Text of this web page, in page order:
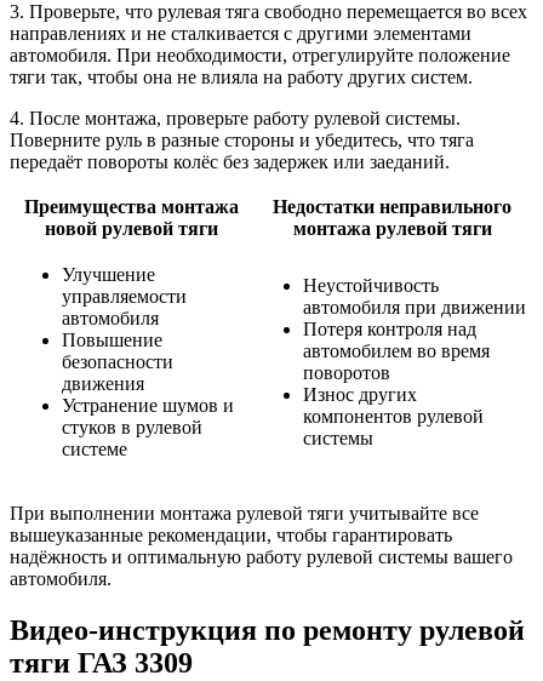
3. Проверьте, что рулевая тяга свободно перемещается во всех
направлениях и не сталкивается с другими элементами
автомобиля. При необходимости, отрегулируйте положение
тяги так, чтобы она не влияла на работу других систем.
4. После монтажа, проверьте работу рулевой системы.
Поверните руль в разные стороны и убедитесь, что тяга
передаёт повороты колёс без задержек или заеданий.
Преимущества монтажа
новой рулевой тяги
Недостатки неправильного
монтажа рулевой тяги
Улучшение
управляемости
автомобиля
Повышение
безопасности
движения
Устранение шумов и
стуков в рулевой
системе
Неустойчивость
автомобиля при движении
Потеря контроля над
автомобилем во время
поворотов
Износ других
компонентов рулевой
системы
При выполнении монтажа рулевой тяги учитывайте все
вышеуказанные рекомендации, чтобы гарантировать
надёжность и оптимальную работу рулевой системы вашего
автомобиля.
Видео-инструкция по ремонту рулевой
тяги ГАЗ 3309